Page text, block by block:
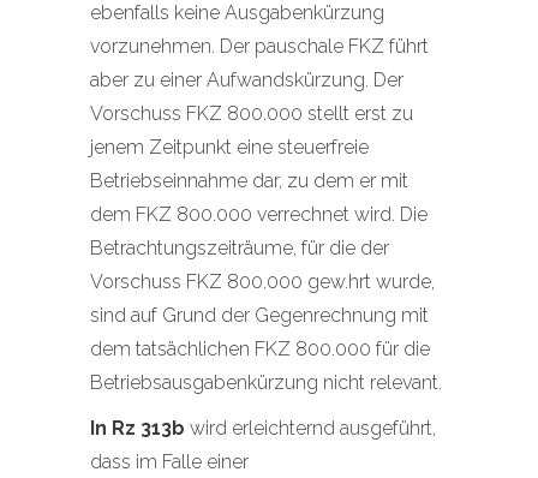
ebenfalls keine Ausgabenkürzung
vorzunehmen. Der pauschale FKZ führt
aber zu einer Aufwandskürzung. Der
Vorschuss FKZ 800.000 stellt erst zu
jenem Zeitpunkt eine steuerfreie
Betriebseinnahme dar, zu dem er mit
dem FKZ 800.000 verrechnet wird. Die
Betrachtungszeiträume, für die der
Vorschuss FKZ 800.000 gew.hrt wurde,
sind auf Grund der Gegenrechnung mit
dem tatsächlichen FKZ 800.000 für die
Betriebsausgabenkürzung nicht relevant.
In Rz 313b wird erleichternd ausgeführt,
dass im Falle einer